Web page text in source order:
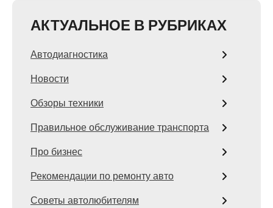
АКТУАЛЬНОЕ В РУБРИКАХ
Автодиагностика
Новости
Обзоры техники
Правильное обслуживание транспорта
Про бизнес
Рекомендации по ремонту авто
Советы автолюбителям